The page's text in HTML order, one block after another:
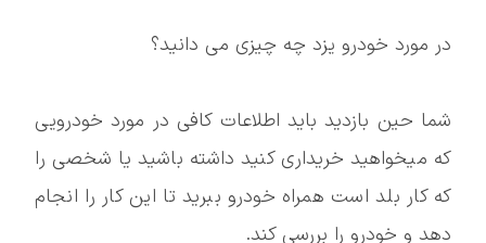
در مورد خودرو یزد چه چیزی می دانید؟
شما حین بازدید باید اطلاعات کافی در مورد خودرویی
که میخواهید خریداری کنید داشته باشید یا شخصی را
که کار بلد است همراه خودرو ببرید تا این کار را انجام
دهد و خودرو را بررسی کند.